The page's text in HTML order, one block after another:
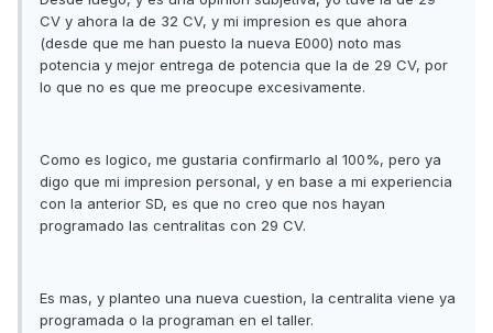
CV y ahora la de 32 CV, y mi impresion es que ahora
(desde que me han puesto la nueva E000) noto mas
potencia y mejor entrega de potencia que la de 29 CV, por
lo que no es que me preocupe excesivamente.
Como es logico, me gustaria confirmarlo al 100%, pero ya
digo que mi impresion personal, y en base a mi experiencia
con la anterior SD, es que no creo que nos hayan
programado las centralitas con 29 CV.
Es mas, y planteo una nueva cuestion, la centralita viene ya
programada o la programan en el taller.